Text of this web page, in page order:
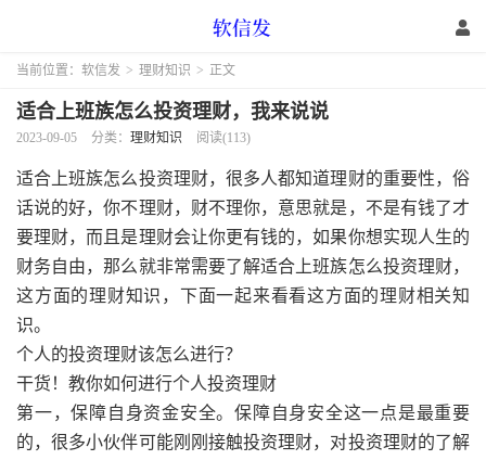
当前位置： 软信发 > 理财知识 > 正文
适合上班族怎么投资理财，我来说说
2023-09-05 分类： 理财知识 阅读(113)
适合上班族怎么投资理财，很多人都知道理财的重要性，俗
话说的好，你不理财，财不理你，意思就是，不是有钱了才
要理财，而且是理财会让你更有钱的，如果你想实现人生的
财务自由，那么就非常需要了解适合上班族怎么投资理财，
这方面的理财知识，下面一起来看看这方面的理财相关知
识。
个人的投资理财该怎么进行？
干货！教你如何进行个人投资理财
第一，保障自身资金安全。保障自身安全这一点是最重要
的，很多小伙伴可能刚刚接触投资理财，对投资理财的了解